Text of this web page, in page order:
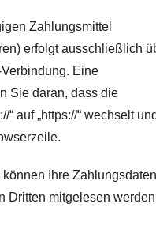
Zahlungsmittel
erfolgt ausschließlich
Eine
Sie daran, dass die
auf „https://“ wechselt
Ihre
Dritten mitgelesen